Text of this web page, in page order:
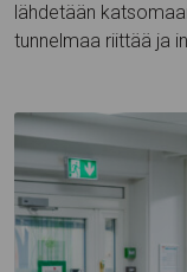
lähdetään
tunnelmaa riittää ja